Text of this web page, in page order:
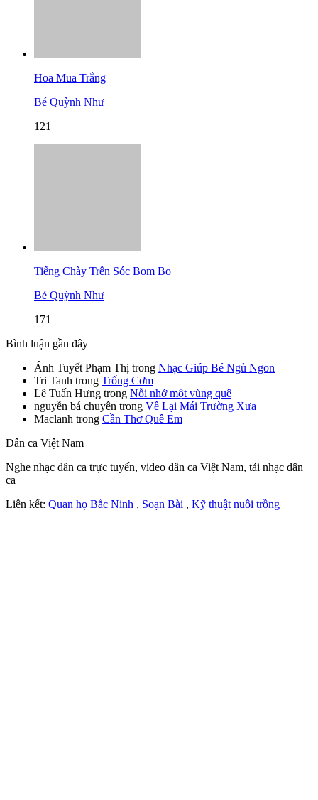
Hoa Mua Trắng
Bé Quỳnh Như
121
Tiếng Chày Trên Sóc Bom Bo
Bé Quỳnh Như
171
Bình luận gần đây
Ánh Tuyết Phạm Thị trong Nhạc Giúp Bé Ngủ Ngon
Tri Tanh trong Trống Cơm
Lê Tuấn Hưng trong Nỗi nhớ một vùng quê
nguyễn bá chuyên trong Về Lại Mái Trường Xưa
Maclanh trong Cần Thơ Quê Em
Dân ca Việt Nam
Nghe nhạc dân ca trực tuyến, video dân ca Việt Nam, tải nhạc dân
ca
Liên kết: Quan họ Bắc Ninh , Soạn Bài , Kỹ thuật nuôi trồng